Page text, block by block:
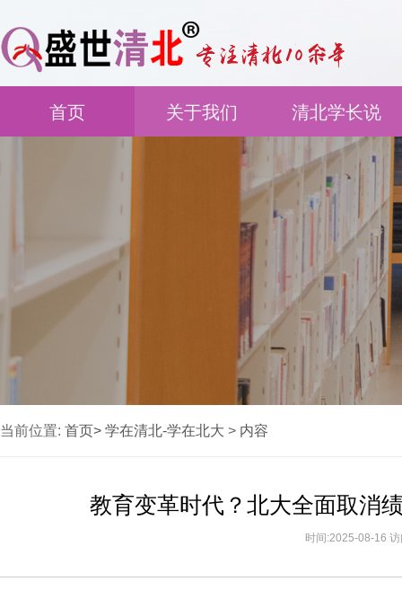
首页 关于我们 清北学长说
当前位置: 首页> 学在清北-学在北大 > 内容
教育变革时代？北大全面取消
时间:2025-08-16